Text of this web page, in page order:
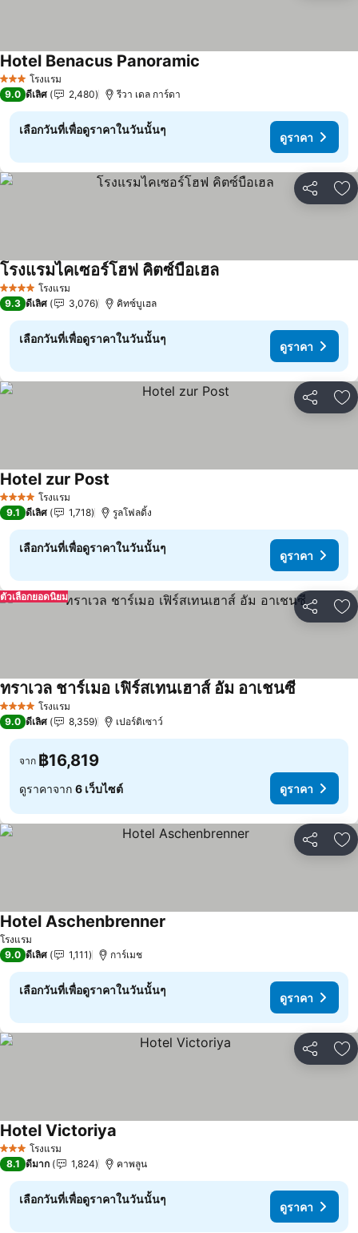
3 ดาว โรงแรม
Hotel Benacus Panoramic
9.0 ดีเลิศ 2,480 รีวา เดล การ์ดา
เลือกวันที่เพื่อดูราคาในวันนั้นๆ
ดูราคา
แชร์ เ
4 ดาว โรงแรม
โรงแรมไคเซอร์โฮฟ คิตซ์บือเฮลดูราคา
9.3 ดีเลิศ 3,076 คิทซ์บูเฮล
เลือกวันที่เพื่อดูราคาในวันนั้นๆ
ดูราคา
แชร์ เ
4 ดาว โรงแรม
Hotel zur Post
9.1 ดีเลิศ 1,718 รูลโฟลดิ้ง
เลือกวันที่เพื่อดูราคาในวันนั้นๆ
ดูราคา
แชร์ เ
ตัวเลือกยอดนิยม
4 ดาว โรงแรม
ทราเวล ชาร์เมอ เฟิร์สเทนเฮาส์ อัม อาเชนซี
9.0 ดีเลิศ 8,359 เปอร์ติเซาว์
จาก ฿16,819
ดูราคาจาก 6 เว็บไซต์ ดูราคา
แชร์ เ
โรงแรม
Hotel Aschenbrenner
9.0 ดีเลิศ 1,111 การ์เมช
เลือกวันที่เพื่อดูราคาในวันนั้นๆ
ดูราคา
แชร์ เ
3 ดาว โรงแรม
Hotel Victoriya
8.1 ดีมาก 1,824 คาพลูน
เลือกวันที่เพื่อดูราคาในวันนั้นๆ
ดูราคา